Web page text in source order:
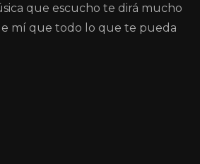
que escucho te dirá mucho
mí que todo lo que te pueda